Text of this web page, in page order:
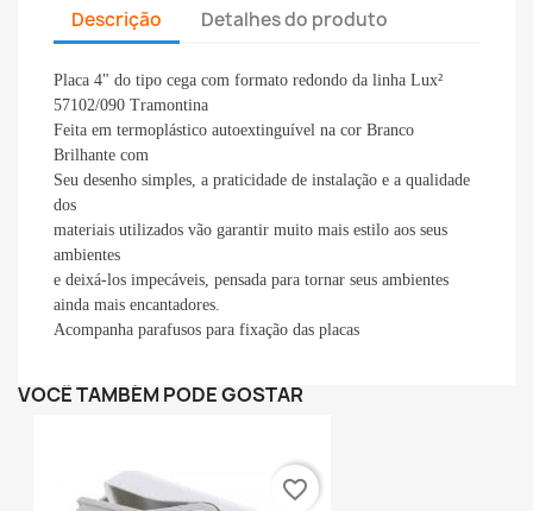
Descrição Detalhes do produto
Placa 4" do tipo cega com formato redondo da linha Lux²
57102/090 Tramontina
Feita em termoplástico autoextinguível na cor Branco
Brilhante com
Seu desenho simples, a praticidade de instalação e a qualidade
dos
materiais utilizados vão garantir muito mais estilo aos seus
ambientes
e deixá-los impecáveis, pensada para tornar seus ambientes
ainda mais encantadores.
Acompanha parafusos para fixação das placas
VOCÊ TAMBÉM PODE GOSTAR
favorite_border